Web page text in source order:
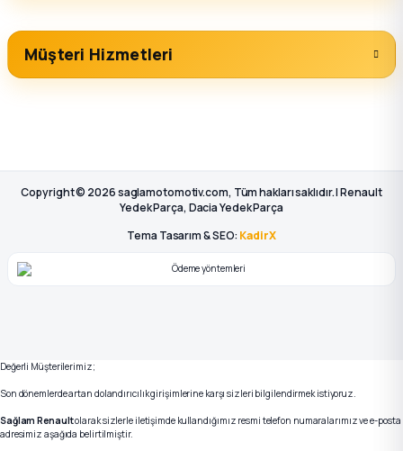
Müşteri Hizmetleri
Copyright © 2026 saglamotomotiv.com, Tüm hakları saklıdır. | Renault
Yedek Parça, Dacia Yedek Parça
Tema Tasarım & SEO: KadirX
Değerli Müşterilerimiz;
Son dönemlerde artan dolandırıcılık girişimlerine karşı sizleri bilgilendirmek istiyoruz.
Sağlam Renaultolarak sizlerle iletişimde kullandığımız resmi telefon numaralarımız ve e-posta
adresimiz aşağıda belirtilmiştir.